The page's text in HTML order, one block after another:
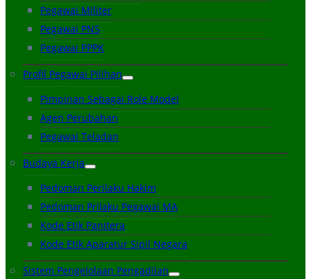
Pegawai Militer
Pegawai PNS
Pegawai PPPK
Profil Pegawai Pilihan
Pimpinan Sebagai Role Model
Agen Perubahan
Pegawai Teladan
Budaya Kerja
Pedoman Perilaku Hakim
Pedoman Prilaku Pegawai MA
Kode Etik Panitera
Kode Etik Aparatur Sipil Negara
Sistem Pengelolaan Pengadilan